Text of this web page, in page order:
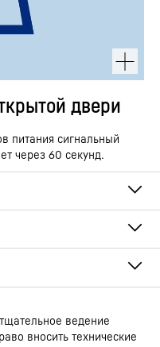
двери
питания сигнальный
через 60 секунд.
эксплуатации
ведение
вносить технические